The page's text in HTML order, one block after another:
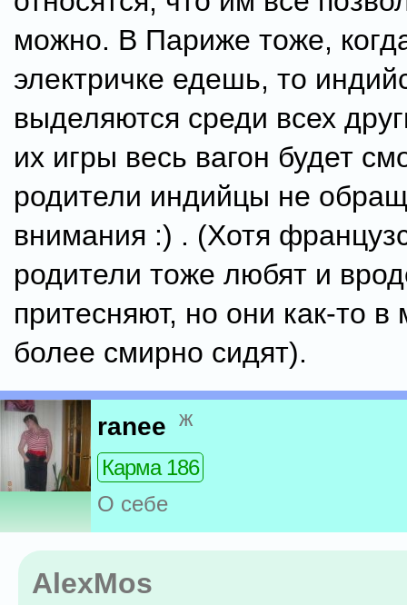
можно. В Париже тоже,
электричке едешь, то
выделяются среди всех
их игры весь вагон будет
родители индийцы не
внимания :) . (Хотя
родители тоже любят и
притесняют, но они как-то в
более смирно сидят).
ranee ж
Карма 186
О себе
AlexMos